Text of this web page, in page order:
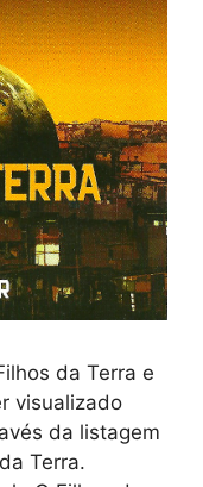
da Terra e
visualizado
da listagem
Terra.